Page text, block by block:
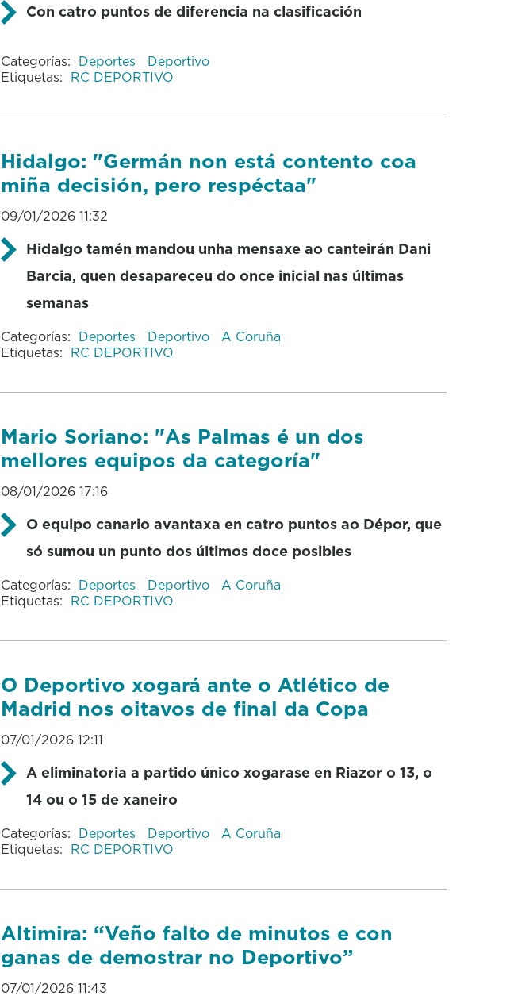
Con catro puntos de diferencia na clasificación
Categorías: Deportes
Deportivo
Etiquetas: RC DEPORTIVO
Hidalgo: "Germán non está contento coa
miña decisión, pero respéctaa"
09/01/2026 11:32
Hidalgo tamén mandou unha mensaxe ao canteirán Dani
Barcia, quen desapareceu do once inicial nas últimas
semanas
Categorías: Deportes Deportivo
A Coruña
Etiquetas: RC DEPORTIVO
Mario Soriano: "As Palmas é un dos
mellores equipos da categoría"
08/01/2026 17:16
O equipo canario avantaxa en catro puntos ao Dépor, que
só sumou un punto dos últimos doce posibles
Categorías: Deportes Deportivo
A Coruña
Etiquetas: RC DEPORTIVO
O Deportivo xogará ante o Atlético de
Madrid nos oitavos de final da Copa
07/01/2026 12:11
A eliminatoria a partido único xogarase en Riazor o 13, o
14 ou o 15 de xaneiro
Categorías: Deportes Deportivo
A Coruña
Etiquetas: RC DEPORTIVO
Altimira: “Veño falto de minutos e con
ganas de demostrar no Deportivo”
07/01/2026 11:43